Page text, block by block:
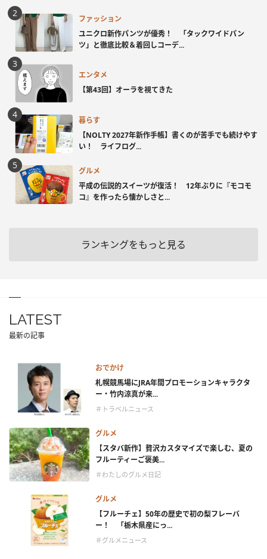
ファッション
ユニクロ新作パンツが優秀！ 「タックワイドパン
ツ」と徹底比較＆着回しコーデ...
エンタメ
【第43回】オーラを視てきた
暮らす
【NOLTY 2027年新作手帳】書くのが苦手でも続けやす
い！ ライフログ...
グルメ
平成の伝説的スイーツが復活！ 12年ぶりに『モコモ
コ』を作ったら懐かしさと...
ランキングをもっと見る
LATEST
最新の記事
おでかけ
札幌競馬場にJRA年間プロモーションキャラクタ
ー・竹内涼真が来...
＃トラベルニュース
グルメ
【スタバ新作】贅沢カスタマイズで楽しむ、夏の
フルーティーご褒美...
＃わたしのグルメ日記
グルメ
【フルーチェ】50年の歴史で初の梨フレーバ
ー！ 「栃木県産にっ...
＃グルメニュース